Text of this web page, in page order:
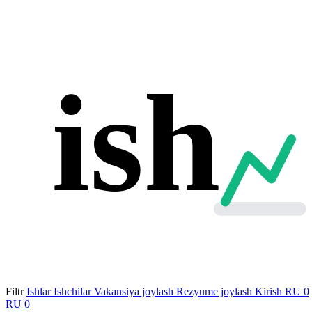
ish
Filtr Ishlar Ishchilar Vakansiya joylash Rezyume joylash Kirish RU 0
RU 0